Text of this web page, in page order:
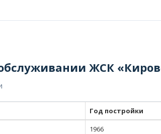
ЖСК
Год постройки
1966